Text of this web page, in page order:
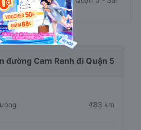
đường Cam Ranh đi Quận 5
483 km